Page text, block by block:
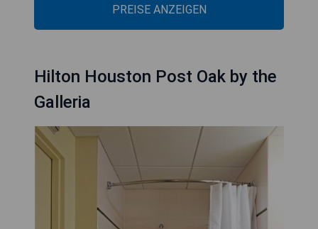
PREISE ANZEIGEN
Hilton Houston Post Oak by the
Galleria